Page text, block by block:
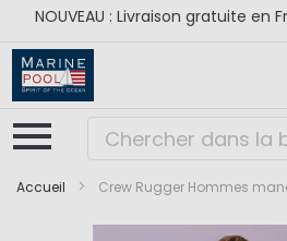
NOUVEAU : Livraison gratuite en
Accueil Crew Rugger Hommes